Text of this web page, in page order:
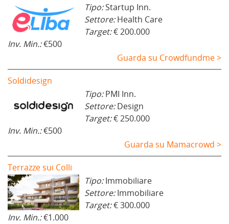
Tipo:Startup Inn.
Settore:Health Care
Target:€ 200.000
Inv. Min.:€500
Guarda su Crowdfundme >
Soldidesign
Tipo:PMI Inn.
Settore:Design
Target:€ 250.000
Inv. Min.:€500
Guarda su Mamacrowd >
Terrazze sui Colli
Tipo:Immobiliare
Settore:Immobiliare
Target:€ 300.000
Inv. Min.:€1.000